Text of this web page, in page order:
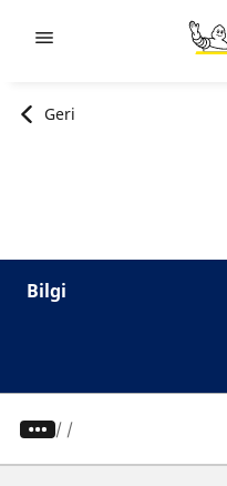
Geri
Bilgi
/